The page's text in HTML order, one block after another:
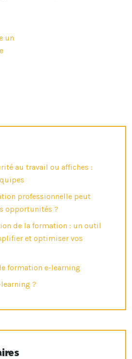
un
au travail ou affiches :
professionnelle peut
opportunités ?
de la formation : un outil
et optimiser vos
formation e-learning
learning ?